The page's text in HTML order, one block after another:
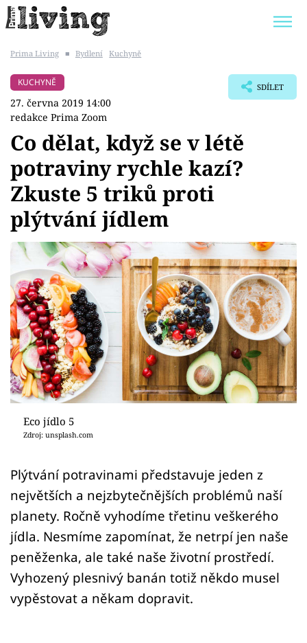
BYDLENÍ SLAVNÝCH
Témata
Bydlení
Zahrada
Design
Sledujte prima+
Přihlášení
Sledujte nás
Prima Living ■ Bydlení Kuchyně
KUCHYNĚ
27. června 2019 14:00
redakce Prima Zoom
SDÍLET
Co dělat, když se v létě
potraviny rychle kazí?
Zkuste 5 triků proti
plýtvání jídlem
Eco jídlo 5
Zdroj: unsplash.com
Plýtvání potravinami představuje jeden z
největších a nejzbytečnějších problémů naší
planety. Ročně vyhodíme třetinu veškerého
jídla. Nesmíme zapomínat, že netrpí jen naše
peněženka, ale také naše životní prostředí.
Vyhozený plesnivý banán totiž někdo musel
vypěstovat a někam dopravit.